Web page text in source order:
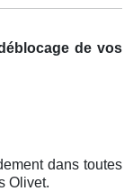
de vos
dans toutes
Olivet.